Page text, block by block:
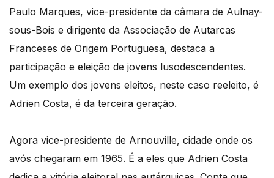
Paulo Marques, vice-presidente da câmara de Aulnay-
sous-Bois e dirigente da Associação de Autarcas
Franceses de Origem Portuguesa, destaca a
participação e eleição de jovens lusodescendentes.
Um exemplo dos jovens eleitos, neste caso reeleito, é
Adrien Costa, é da terceira geração.
Agora vice-presidente de Arnouville, cidade onde os
avós chegaram em 1965. É a eles que Adrien Costa